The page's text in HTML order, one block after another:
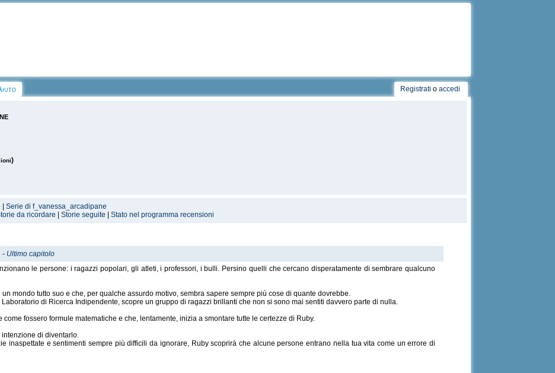
Registrati o accedi
)
|Serie di f_vanessa_arcadipane
da ricordare |Storie seguite |Stato nel programma recensioni
- Ultimo capitolo
le persone: i ragazzi popolari, gli atleti, i professori, i bulli. Persino quelli che cercano disperatamente di sembrare qualcuno
mondo tutto suo e che, per qualche assurdo motivo, sembra sapere sempre più cose di quante dovrebbe.
di Ricerca Indipendente, scopre un gruppo di ragazzi brillanti che non si sono mai sentiti davvero parte di nulla.
come fossero formule matematiche e che, lentamente, inizia a smontare tutte le certezze di Ruby.
di diventarlo.
inaspettate e sentimenti sempre più difficili da ignorare, Ruby scoprirà che alcune persone entrano nella tua vita come un errore di